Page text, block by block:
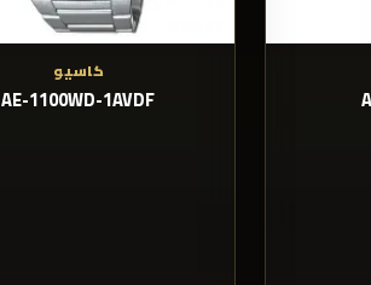
كاسيو
AE-1100WD-1AVDF